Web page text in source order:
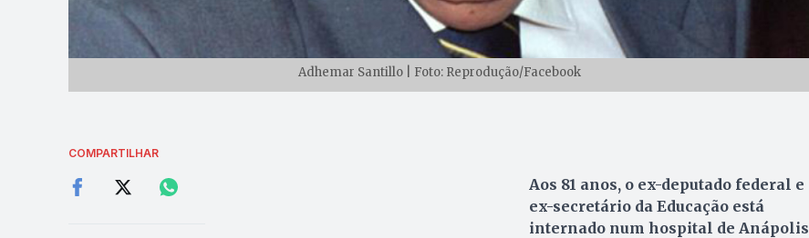
Adhemar Santillo | Foto: Reprodução/Facebook
COMPARTILHAR
Aos 81 anos, o ex-deputado federal e
ex-secretário da Educação está
internado num hospital de Anápolis